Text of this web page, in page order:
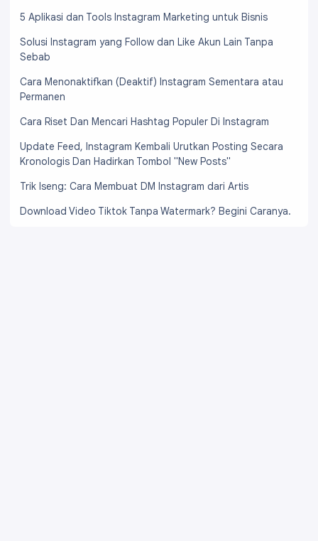
5 Aplikasi dan Tools Instagram Marketing untuk Bisnis
Solusi Instagram yang Follow dan Like Akun Lain Tanpa
Sebab
Cara Menonaktifkan (Deaktif) Instagram Sementara atau
Permanen
Cara Riset Dan Mencari Hashtag Populer Di Instagram
Update Feed, Instagram Kembali Urutkan Posting Secara
Kronologis Dan Hadirkan Tombol "New Posts"
Trik Iseng: Cara Membuat DM Instagram dari Artis
Download Video Tiktok Tanpa Watermark? Begini Caranya.